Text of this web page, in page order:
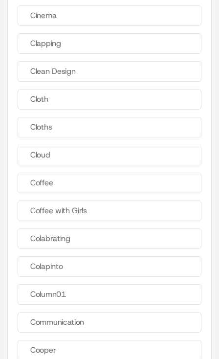
Cinema
Clapping
Clean Design
Cloth
Cloths
Cloud
Coffee
Coffee with Girls
Colabrating
Colapinto
Column01
Communication
Cooper